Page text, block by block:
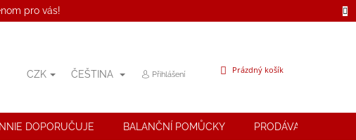
pro vás!
CZK ČEŠTINA Přihlášení
NÁKUPNÍ
Prázdný košík
DOPORUČUJE BALANČNÍ POMŮCKY PRODÁVANÉ ZNAČKY